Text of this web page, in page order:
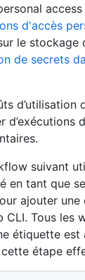
d'accès
le stockage
de secrets
d’utilisation
d’exécutions
suivant
en tant que
ajouter une
CLI. Tous les
étiquette est
cette étape